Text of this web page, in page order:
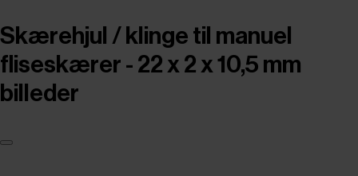
Skærehjul / klinge til manuel
fliseskærer - 22 x 2 x 10,5 mm
billeder